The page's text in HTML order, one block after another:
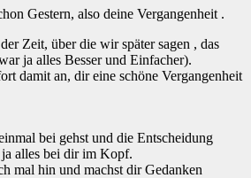
Gestern, also deine Vergangenheit .
Zeit, über die wir später sagen , das
ja alles Besser und Einfacher).
damit an, dir eine schöne Vergangenheit
bei gehst und die Entscheidung
alles bei dir im Kopf.
mal hin und machst dir Gedanken